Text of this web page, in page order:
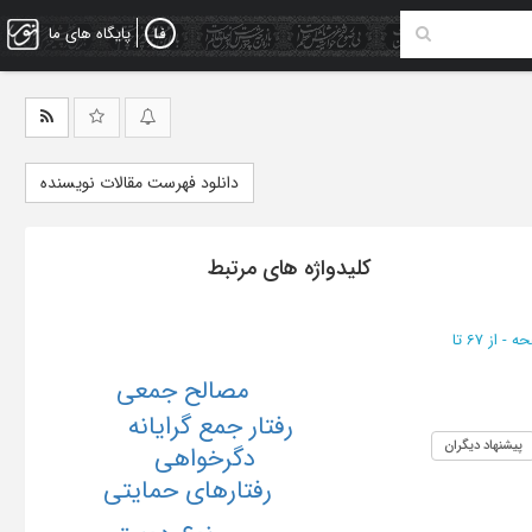
پایگاه های ما
دانلود فهرست مقالات نویسنده
از 67 تا
پیشنهاد دیگران
کلیدواژه های مرتبط
دگرخواهی
رفتار جمع گرایانه
رفتارهای حمایتی
مصالح جمعی